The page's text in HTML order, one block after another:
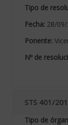
Tipo de
Fecha: 28/
Ponente:
Nº de
STS 401/
Tipo de